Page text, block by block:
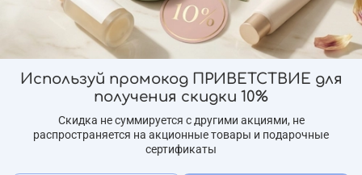
Предзаказ
Добавить в сравнение
Характеристики
Используй промокод ПРИВЕТСТВИЕ для
получения скидки 10%
Скидка не суммируется с другими акциями, не
распространяется на акционные товары и подарочные
сертификаты